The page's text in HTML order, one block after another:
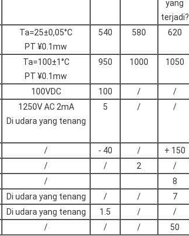
yang
terjadi?
Ta=25±0,05°C
PT ¥0.1mw
540 580 620
Ta=100±1°C
PT ¥0.1mw
950 1000 1050
100VDC 100 / /
1250V AC 2mA
Di udara yang tenang
5 / /
/ - 40 / + 150
/ / 2 /
/ 8
Di udara yang tenang / / 7
Di udara yang tenang 1.5 / /
/ / / 50